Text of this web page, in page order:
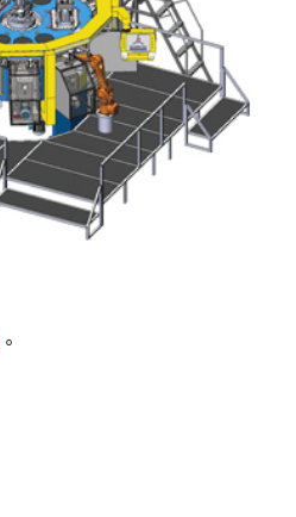
。